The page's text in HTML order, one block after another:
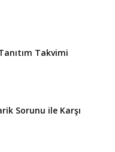
Takvimi
Sorunu ile Karşı